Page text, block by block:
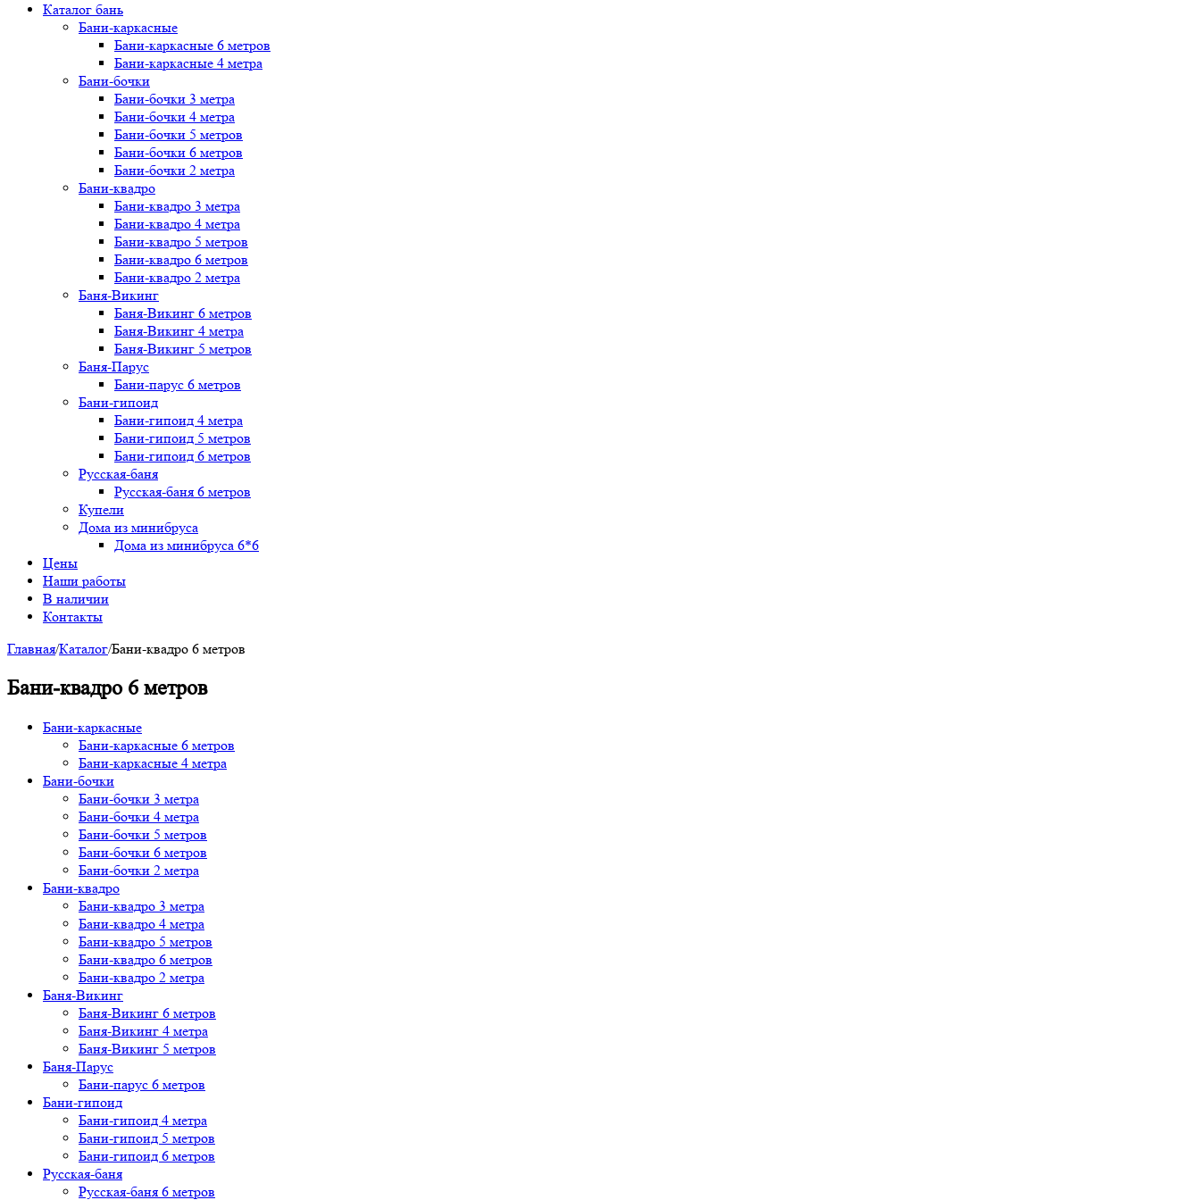
Каталог бань
Бани-каркасные
Бани-каркасные 6 метров
Бани-каркасные 4 метра
Бани-бочки
Бани-бочки 3 метра
Бани-бочки 4 метра
Бани-бочки 5 метров
Бани-бочки 6 метров
Бани-бочки 2 метра
Бани-квадро
Бани-квадро 3 метра
Бани-квадро 4 метра
Бани-квадро 5 метров
Бани-квадро 6 метров
Бани-квадро 2 метра
Баня-Викинг
Баня-Викинг 6 метров
Баня-Викинг 4 метра
Баня-Викинг 5 метров
Баня-Парус
Бани-парус 6 метров
Бани-гипоид
Бани-гипоид 4 метра
Бани-гипоид 5 метров
Бани-гипоид 6 метров
Русская-баня
Русская-баня 6 метров
Купели
Дома из минибруса
Дома из минибруса 6*6
Цены
Наши работы
В наличии
Контакты
Главная/Каталог/Бани-квадро 6 метров
Бани-квадро 6 метров
Бани-каркасные
Бани-каркасные 6 метров
Бани-каркасные 4 метра
Бани-бочки
Бани-бочки 3 метра
Бани-бочки 4 метра
Бани-бочки 5 метров
Бани-бочки 6 метров
Бани-бочки 2 метра
Бани-квадро
Бани-квадро 3 метра
Бани-квадро 4 метра
Бани-квадро 5 метров
Бани-квадро 6 метров
Бани-квадро 2 метра
Баня-Викинг
Баня-Викинг 6 метров
Баня-Викинг 4 метра
Баня-Викинг 5 метров
Баня-Парус
Бани-парус 6 метров
Бани-гипоид
Бани-гипоид 4 метра
Бани-гипоид 5 метров
Бани-гипоид 6 метров
Русская-баня
Русская-баня 6 метров